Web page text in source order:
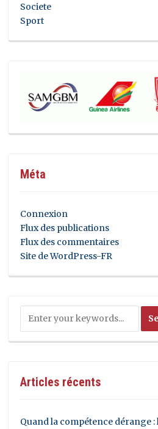
Societe
Sport
Méta
Connexion
Flux des publications
Flux des commentaires
Site de WordPress-FR
Articles récents
Quand la compétence dérange :